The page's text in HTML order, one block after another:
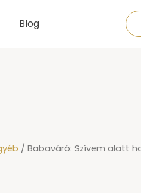
Blog
/ Babaváró: Szívem alatt